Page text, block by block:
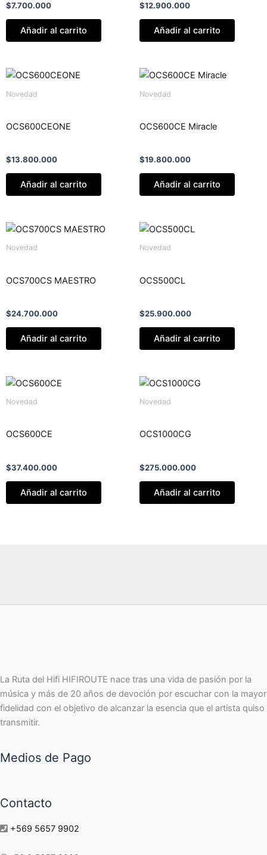
$7.700.000
Añadir al carrito
$12.900.000
Añadir al carrito
Novedad
OCS600CEONE
$13.800.000
Añadir al carrito
Novedad
OCS600CE Miracle
$19.800.000
Añadir al carrito
Novedad
OCS700CS MAESTRO
$24.700.000
Añadir al carrito
Novedad
OCS500CL
$25.900.000
Añadir al carrito
Novedad
OCS600CE
$37.400.000
Añadir al carrito
Novedad
OCS1000CG
$275.000.000
Añadir al carrito
La Ruta del Hifi HIFIROUTE nace tras una vida de pasión por la
música y más de 20 años de devoción por escuchar con la mayor
fidelidad con el objetivo de alcanzar la esencia que el artista quiso
transmitir.
Medios de Pago
Contacto
+569 5657 9902